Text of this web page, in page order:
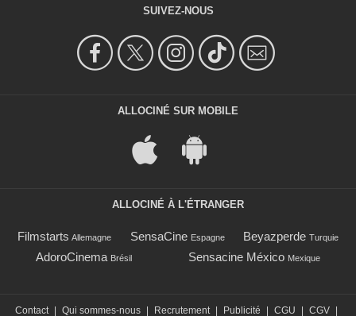
SUIVEZ-NOUS
ALLOCINÉ SUR MOBILE
ALLOCINÉ À L'ÉTRANGER
Filmstarts Allemagne SensaCine Espagne Beyazperde Turquie
AdoroCinema Brésil Sensacine México Mexique
Contact Qui sommes-nous Recrutement Publicité CGU CGV